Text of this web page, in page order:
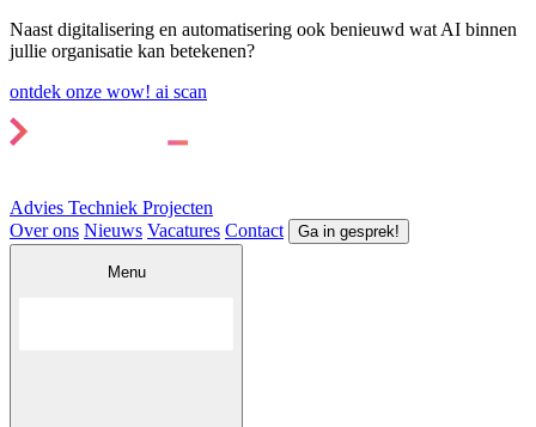
Naast digitalisering en automatisering ook benieuwd wat AI binnen
jullie organisatie kan betekenen?
ontdek onze wow! ai scan
Advies Techniek Projecten
Over ons Nieuws Vacatures Contact Ga in gesprek!
Menu